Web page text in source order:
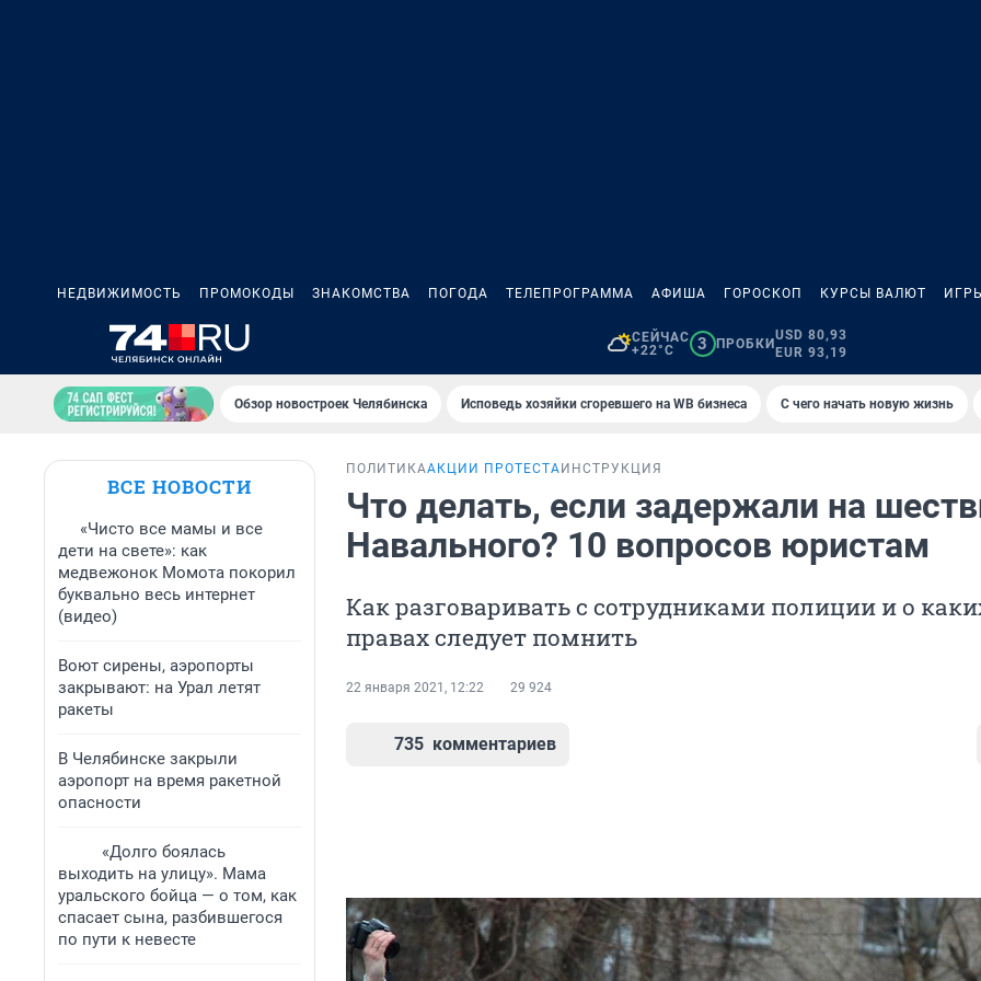
НЕДВИЖИМОСТЬ ПРОМОКОДЫ ЗНАКОМСТВА ПОГОДА ТЕЛЕПРОГРАММА АФИША ГОРОСКОП КУРСЫ ВАЛЮТ
СЕЙЧАС
+22°C
3 ПРОБКИ
USD 80,93
EUR 93,19
Обзор новостроек Челябинска Исповедь хозяйки сгоревшего на WB бизнеса С чего начать новую жизнь
ВСЕ НОВОСТИ
«Чисто все мамы и все
дети на свете»: как
медвежонок Момота покорил
буквально весь интернет
(видео)
Воют сирены, аэропорты
закрывают: на Урал летят
ракеты
В Челябинске закрыли
аэропорт на время ракетной
опасности
«Долго боялась
выходить на улицу». Мама
уральского бойца — о том, как
спасает сына, разбившегося
по пути к невесте
ПОЛИТИКААКЦИИ ПРОТЕСТА ИНСТРУКЦИЯ
Что делать, если задержали на
Навального? 10 вопросов юристам
Как разговаривать с сотрудниками полиции и о
правах следует помнить
22 января 2021, 12:22 29 924
735 комментариев